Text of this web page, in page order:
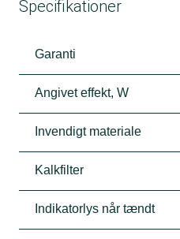
Specifikationer
Garanti
Angivet effekt, W
Invendigt materiale
Kalkfilter
Indikatorlys når tændt